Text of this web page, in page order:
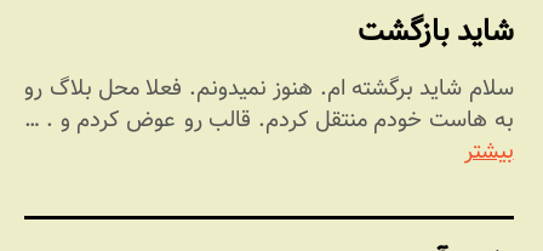
شاید بازگشت
سلام شاید برگشته ام. هنوز نمیدونم. فعلا محل بلاگ رو
به هاست خودم منتقل کردم. قالب رو عوض کردم و . …
بیشتر